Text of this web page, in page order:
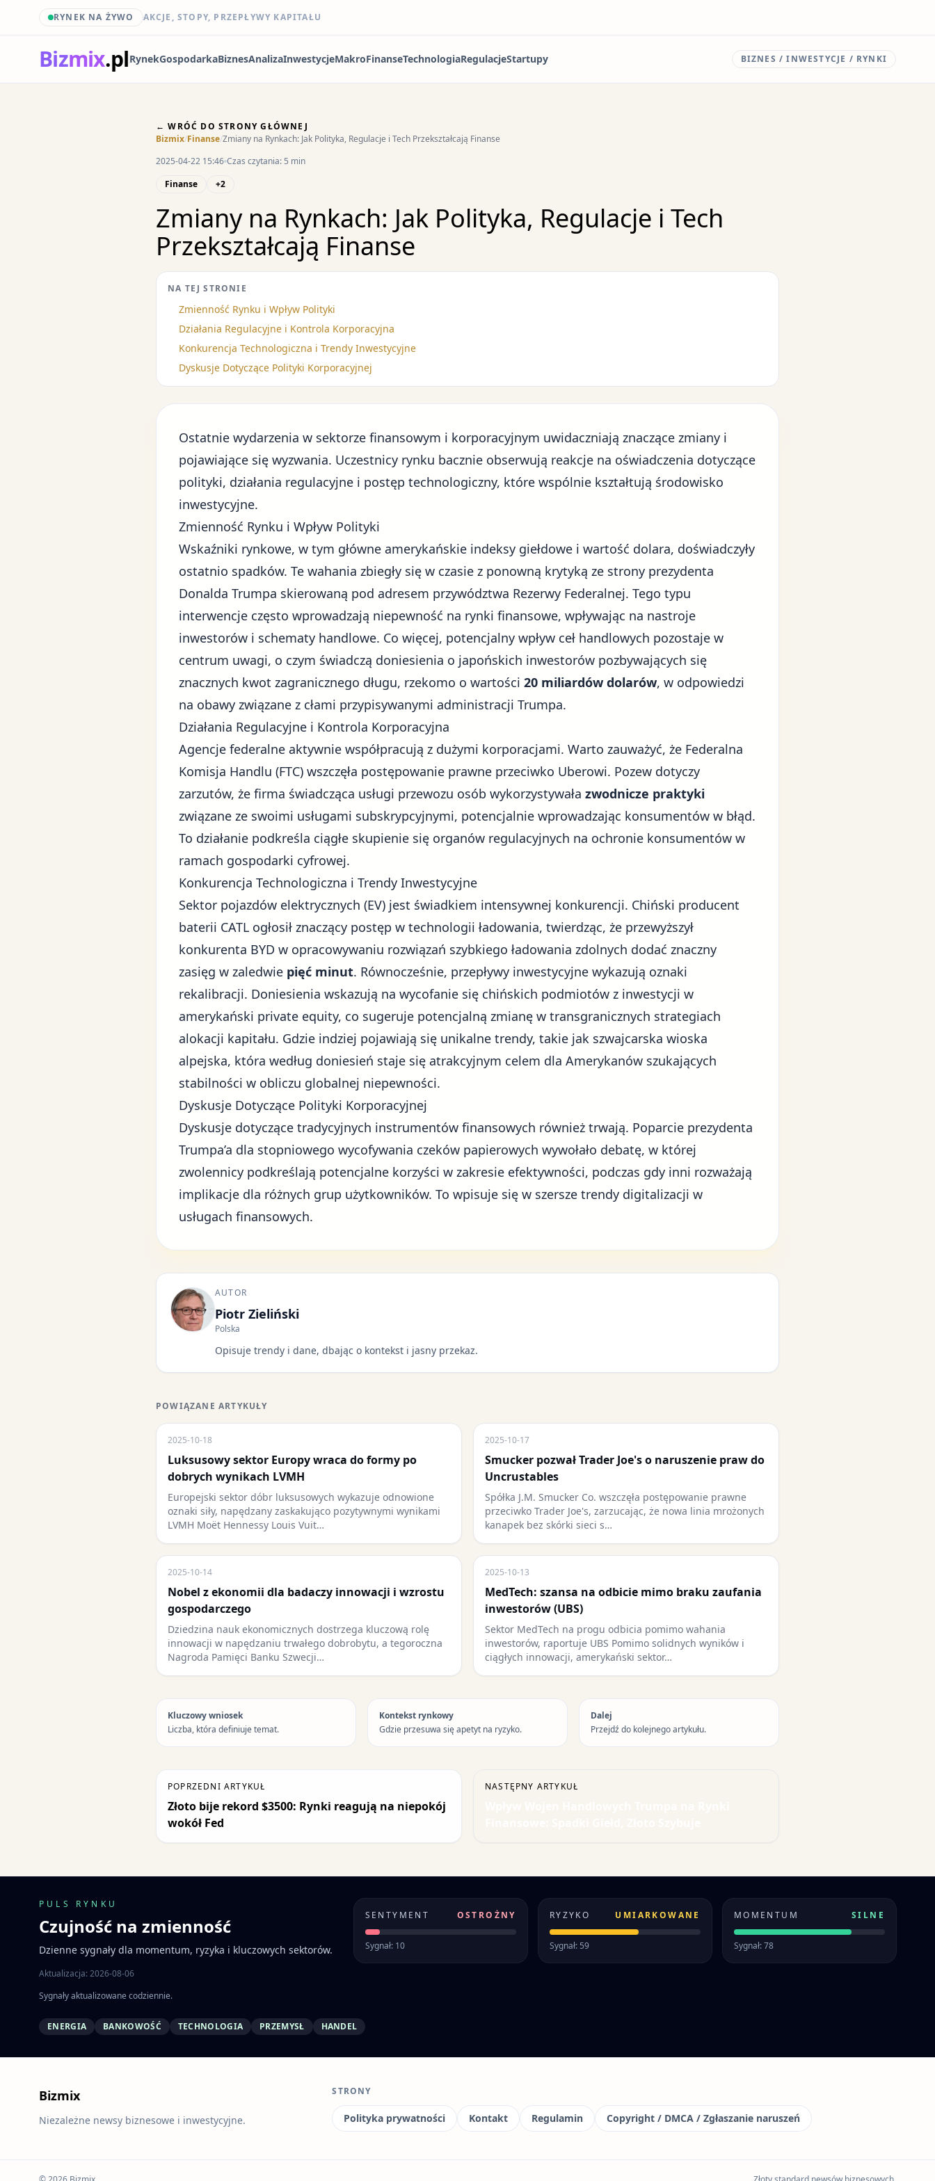
RYNEK NA ŻYWO AKCJE, STOPY, PRZEPŁYWY KAPITAŁU
Bizmix.plRynekGospodarkaBiznesAnalizaInwestycjeMakroFinanseTechnologiaRegulacjeStartupy BIZNES / INWESTYCJE / RYNKI
← WRÓĆ DO STRONY GŁÓWNEJ
Bizmix/Finanse/Zmiany na Rynkach: Jak Polityka, Regulacje i Tech Przekształcają Finanse
2025-04-22 15:46 Czas czytania: 5 min
Finanse
+2
Zmiany na Rynkach: Jak Polityka, Regulacje i Tech
Przekształcają Finanse
NA TEJ STRONIE
Zmienność Rynku i Wpływ Polityki
Działania Regulacyjne i Kontrola Korporacyjna
Konkurencja Technologiczna i Trendy Inwestycyjne
Dyskusje Dotyczące Polityki Korporacyjnej
Ostatnie wydarzenia w sektorze finansowym i korporacyjnym uwidaczniają znaczące zmiany i
pojawiające się wyzwania. Uczestnicy rynku bacznie obserwują reakcje na oświadczenia dotyczące
polityki, działania regulacyjne i postęp technologiczny, które wspólnie kształtują środowisko
inwestycyjne.
Zmienność Rynku i Wpływ Polityki
Wskaźniki rynkowe, w tym główne amerykańskie indeksy giełdowe i wartość dolara, doświadczyły
ostatnio spadków. Te wahania zbiegły się w czasie z ponowną krytyką ze strony prezydenta
Donalda Trumpa skierowaną pod adresem przywództwa Rezerwy Federalnej. Tego typu
interwencje często wprowadzają niepewność na rynki finansowe, wpływając na nastroje
inwestorów i schematy handlowe. Co więcej, potencjalny wpływ ceł handlowych pozostaje w
centrum uwagi, o czym świadczą doniesienia o japońskich inwestorów pozbywających się
znacznych kwot zagranicznego długu, rzekomo o wartości 20 miliardów dolarów, w odpowiedzi
na obawy związane z cłami przypisywanymi administracji Trumpa.
Działania Regulacyjne i Kontrola Korporacyjna
Agencje federalne aktywnie współpracują z dużymi korporacjami. Warto zauważyć, że Federalna
Komisja Handlu (FTC) wszczęła postępowanie prawne przeciwko Uberowi. Pozew dotyczy
zarzutów, że firma świadcząca usługi przewozu osób wykorzystywała zwodnicze praktyki
związane ze swoimi usługami subskrypcyjnymi, potencjalnie wprowadzając konsumentów w błąd.
To działanie podkreśla ciągłe skupienie się organów regulacyjnych na ochronie konsumentów w
ramach gospodarki cyfrowej.
Konkurencja Technologiczna i Trendy Inwestycyjne
Sektor pojazdów elektrycznych (EV) jest świadkiem intensywnej konkurencji. Chiński producent
baterii CATL ogłosił znaczący postęp w technologii ładowania, twierdząc, że przewyższył
konkurenta BYD w opracowywaniu rozwiązań szybkiego ładowania zdolnych dodać znaczny
zasięg w zaledwie pięć minut. Równocześnie, przepływy inwestycyjne wykazują oznaki
rekalibracji. Doniesienia wskazują na wycofanie się chińskich podmiotów z inwestycji w
amerykański private equity, co sugeruje potencjalną zmianę w transgranicznych strategiach
alokacji kapitału. Gdzie indziej pojawiają się unikalne trendy, takie jak szwajcarska wioska
alpejska, która według doniesień staje się atrakcyjnym celem dla Amerykanów szukających
stabilności w obliczu globalnej niepewności.
Dyskusje Dotyczące Polityki Korporacyjnej
Dyskusje dotyczące tradycyjnych instrumentów finansowych również trwają. Poparcie prezydenta
Trumpa’a dla stopniowego wycofywania czeków papierowych wywołało debatę, w której
zwolennicy podkreślają potencjalne korzyści w zakresie efektywności, podczas gdy inni rozważają
implikacje dla różnych grup użytkowników. To wpisuje się w szersze trendy digitalizacji w
usługach finansowych.
AUTOR
Piotr Zieliński
Polska
Opisuje trendy i dane, dbając o kontekst i jasny przekaz.
POWIĄZANE ARTYKUŁY
2025-10-18
Luksusowy sektor Europy wraca do formy po
dobrych wynikach LVMH
Europejski sektor dóbr luksusowych wykazuje odnowione
oznaki siły, napędzany zaskakująco pozytywnymi wynikami
LVMH Moët Hennessy Louis Vuit…
2025-10-17
Smucker pozwał Trader Joe's o naruszenie praw do
Uncrustables
Spółka J.M. Smucker Co. wszczęła postępowanie prawne
przeciwko Trader Joe's, zarzucając, że nowa linia mrożonych
kanapek bez skórki sieci s…
2025-10-14
Nobel z ekonomii dla badaczy innowacji i wzrostu
gospodarczego
Dziedzina nauk ekonomicznych dostrzega kluczową rolę
innowacji w napędzaniu trwałego dobrobytu, a tegoroczna
Nagroda Pamięci Banku Szwecji…
2025-10-13
MedTech: szansa na odbicie mimo braku zaufania
inwestorów (UBS)
Sektor MedTech na progu odbicia pomimo wahania
inwestorów, raportuje UBS Pomimo solidnych wyników i
ciągłych innowacji, amerykański sektor…
Kluczowy wniosek
Liczba, która definiuje temat.
Kontekst rynkowy
Gdzie przesuwa się apetyt na ryzyko.
Dalej
Przejdź do kolejnego artykułu.
POPRZEDNI ARTYKUŁ
Złoto bije rekord $3500: Rynki reagują na niepokój
wokół Fed
NASTĘPNY ARTYKUŁ
PULS RYNKU
Czujność na zmienność
Dzienne sygnały dla momentum, ryzyka i kluczowych sektorów.
Aktualizacja: 2026-08-06
Sygnały aktualizowane codziennie.
SENTYMENT OSTROŻNY
Sygnał: 10
RYZYKO UMIARKOWANE
Sygnał: 59
MOMENTUM SILNE
Sygnał: 78
ENERGIA BANKOWOŚĆ TECHNOLOGIA PRZEMYSŁ HANDEL
Bizmix
Niezależne newsy biznesowe i inwestycyjne.
STRONY
Polityka prywatności Kontakt Regulamin Copyright / DMCA / Zgłaszanie naruszeń